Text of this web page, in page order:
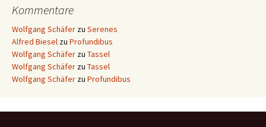
Kommentare
Wolfgang Schäfer zu Serenes
Alfred Biesel zu Profundibus
Wolfgang Schäfer zu Tassel
Wolfgang Schäfer zu Tassel
Wolfgang Schäfer zu Profundibus